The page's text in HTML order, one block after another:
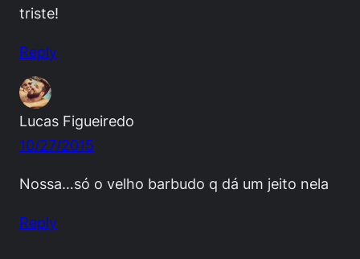
triste!
Reply
Lucas Figueiredo
10/27/2015
Nossa…só o velho barbudo q dá um jeito nela
Reply